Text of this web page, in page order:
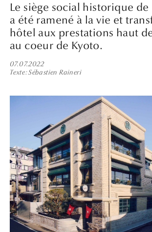
Le siège social historique de
a été ramené à la vie et
hôtel aux prestations haut
au coeur de Kyoto.
07.07.2022
Texte Sébastien Raineri